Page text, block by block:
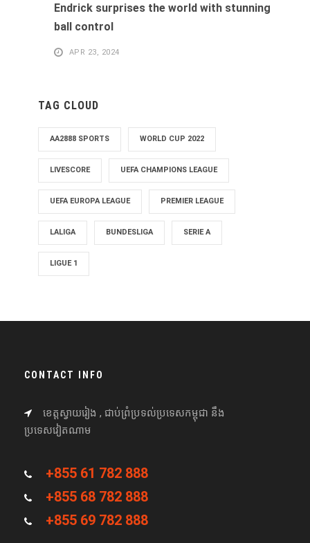
Endrick surprises the world with stunning
ball control
APR 23, 2024
TAG CLOUD
AA2888 SPORTS WORLD CUP 2022
LIVESCORE UEFA CHAMPIONS LEAGUE
UEFA EUROPA LEAGUE PREMIER LEAGUE
LALIGA BUNDESLIGA SERIE A
LIGUE 1
CONTACT INFO
ខេត្តស្វាយរៀង , ជាប់ព្រំប្រទល់ប្រទេសកម្ពុជា នឹង
ប្រទេសវៀតណាម
+855 61 782 888
+855 68 782 888
+855 69 782 888